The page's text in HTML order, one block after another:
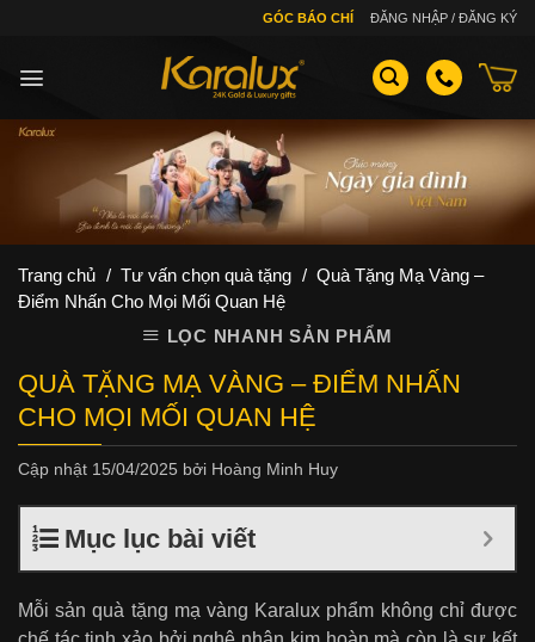
GÓC BÁO CHÍ ĐĂNG NHẬP / ĐĂNG KÝ
Trang chủ / Tư vấn chọn quà tặng / Quà Tặng Mạ Vàng –
Điểm Nhấn Cho Mọi Mối Quan Hệ
LỌC NHANH SẢN PHẨM
QUÀ TẶNG MẠ VÀNG – ĐIỂM NHẤN
CHO MỌI MỐI QUAN HỆ
Cập nhật 15/04/2025 bởi Hoàng Minh Huy
Mục lục bài viết
Mỗi sản quà tặng mạ vàng Karalux phẩm không chỉ được